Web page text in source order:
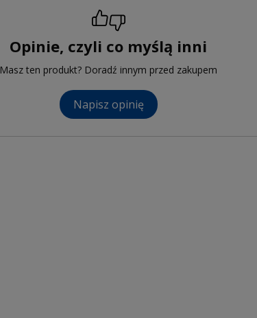
Opinie, czyli co myślą inni
Masz ten produkt? Doradź innym przed zakupem
Napisz opinię